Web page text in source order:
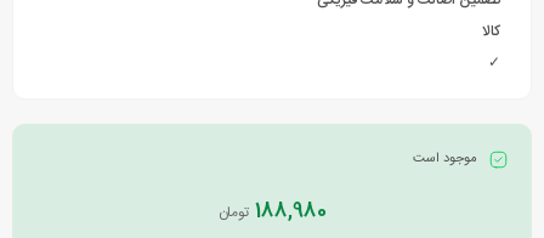
کالا
✓
موجود است
188,980 تومان